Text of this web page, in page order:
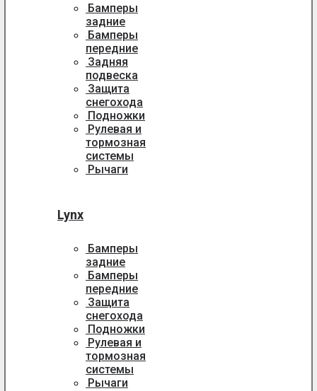
Бамперы
задние
Бамперы
передние
Задняя
подвеска
Защита
снегохода
Подножки
Рулевая и
тормозная
системы
Рычаги
Lynx
Бамперы
задние
Бамперы
передние
Защита
снегохода
Подножки
Рулевая и
тормозная
системы
Рычаги